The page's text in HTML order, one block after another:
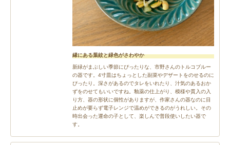
縁にある葉紋と緑色がさわやか
新緑がまぶしい季節にぴったりな、市野さんのトルコブルー
の器です。4寸皿はちょっとした副菜やデザートをのせるのに
ぴったり。深さがあるのでタレをいれたり、汁気のあるおか
ずをのせてもいいですね。釉薬の仕上がり、模様や貫入の入
り方、器の形状に個性がありますが、作家さんの器なのに目
止めが要らず電子レンジで温めができるのがうれしい。その
時出会った運命の子として、楽しんで普段使いしたい器で
す。